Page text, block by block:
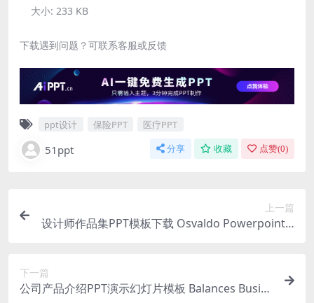
大小: 233 KB
下载遇到问题？可联系客服或反馈
ppt设计 保险PPT 医疗PPT
51ppt 分享 收藏 点赞(0)
上一篇
设计师作品集PPT模板下载 Osvaldo Powerpoint T
下一篇
公司产品介绍PPT演示幻灯片模板 Balances Busin